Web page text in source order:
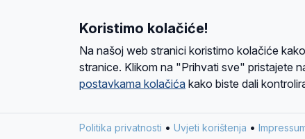
Ova stranica je zaštićena Google
Koristimo kolačiće!
Na našoj web stranici koristimo kolačiće
stranice. Klikom na "Prihvati sve" pristajete
postavkama kolačića kako biste dali
Politika privatnosti • Uvjeti korištenja •